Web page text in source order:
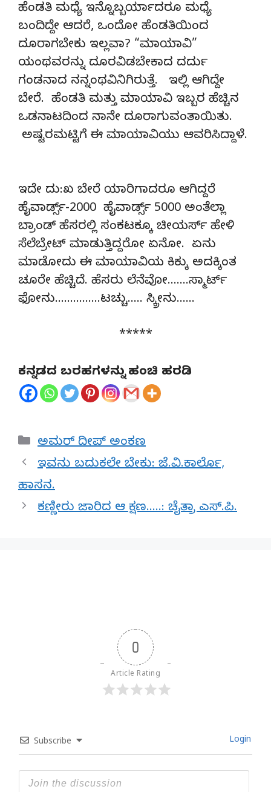
ಹೆಂಡತಿ ಮಧ್ಯೆ ಇನ್ನೊಬ್ಬರ್ಯಾದರೂ ಮಧ್ಯೆ
ಬಂದಿದ್ದೇ ಆದರೆ, ಒಂದೋ ಹೆಂಡತಿಯಿಂದ
ದೂರಾಗಬೇಕು ಇಲ್ಲವಾ? “ಮಾಯಾವಿ”
ಯಂಥವರನ್ನು ದೂರವಿಡಬೇಕಾದ ದರ್ದು
ಗಂಡನಾದ ನನ್ನಂಥವಿನಿಗಿರುತ್ತೆ. ಇಲ್ಲಿ ಆಗಿದ್ದೇ
ಬೇರೆ. ಹೆಂಡತಿ ಮತ್ತು ಮಾಯಾವಿ ಇಬ್ಬರ ಹೆಚ್ಚಿನ
ಒಡನಾಟದಿಂದ ನಾನೇ ದೂರಾಗುವಂತಾಯಿತು.
ಅಷ್ಟರಮಟ್ಟಿಗೆ ಈ ಮಾಯಾವಿಯು ಆವರಿಸಿದ್ದಾಳೆ.
ಇದೇ ದು:ಖ ಬೇರೆ ಯಾರಿಗಾದರೂ ಆಗಿದ್ದರೆ
ಹೈವಾರ್ಡ್ಸ್-2000 ಹೈವಾರ್ಡ್ಸ್ 5000 ಅಂತೆಲ್ಲಾ
ಬ್ರಾಂಡ್ ಹೆಸರಲ್ಲಿ ಸಂಕಟಕ್ಕೂ ಚೀಯರ್ಸ್ ಹೇಳಿ
ಸೆಲೆಬ್ರೇಟ್ ಮಾಡುತ್ತಿದ್ದರೋ ಏನೋ. ಏನು
ಮಾಡೋದು ಈ ಮಾಯಾವಿಯ ಕಿಕ್ಕು ಅದಕ್ಕಿಂತ
ಚೂರೇ ಹೆಚ್ಚಿದೆ. ಹೆಸರು ಲೆನೆವೋ…….ಸ್ಮಾರ್ಟ್
ಫೋನು……………ಟಚ್ಚು….. ಸ್ಕ್ರೀನು……
*****
ಕನ್ನಡದ ಬರಹಗಳನ್ನು ಹಂಚಿ ಹರಡಿ
Categories
ಅಮರ್ ದೀಪ್ ಅಂಕಣ
ಇವನು ಬದುಕಲೇ ಬೇಕು: ಜೆ.ವಿ.ಕಾರ್ಲೊ,
ಹಾಸನ.
ಕಣ್ಣೀರು ಜಾರಿದ ಆ ಕ್ಷಣ…..: ಚೈತ್ರಾ ಎಸ್.ಪಿ.
0
Article Rating
Subscribe Login